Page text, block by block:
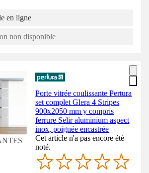
en ligne
non disponible
Porte vitrée coulissante Pertura
set complet Glera 4 Stripes
900x2050 mm y compris
ferrure Selir aluminium aspect
inox, poignée encastrée
Cet article n'a pas encore été
noté.